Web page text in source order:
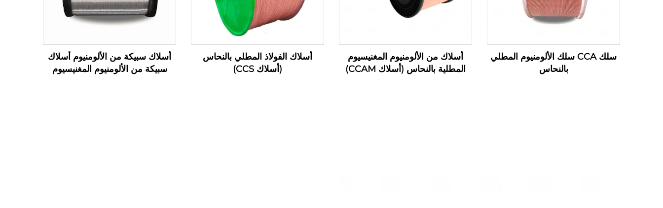
سلك CCA سلك الألومنيوم المطلي
بالنحاس
أسلاك من الألومنيوم المغنيسيوم
المطلية بالنحاس (أسلاك CCAM)
أسلاك الفولاذ المطلي بالنحاس
(أسلاك CCS)
أسلاك سبيكة من الألومنيوم أسلاك
سبيكة من الألومنيوم المغنيسيوم